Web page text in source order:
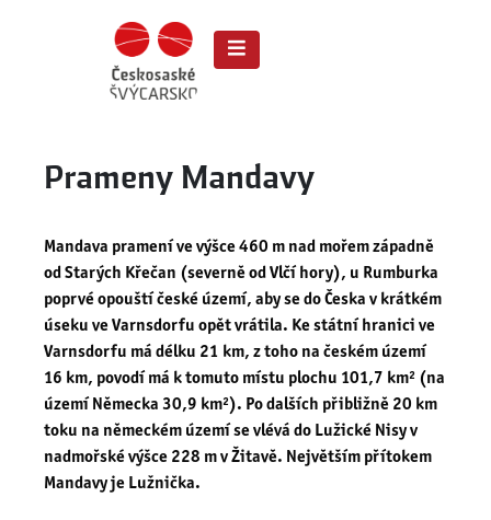
Prameny Mandavy
Mandava pramení ve výšce 460 m nad mořem západně
od Starých Křečan (severně od Vlčí hory), u Rumburka
poprvé opouští české území, aby se do Česka v krátkém
úseku ve Varnsdorfu opět vrátila. Ke státní hranici ve
Varnsdorfu má délku 21 km, z toho na českém území
16 km, povodí má k tomuto místu plochu 101,7 km² (na
území Německa 30,9 km²). Po dalších přibližně 20 km
toku na německém území se vlévá do Lužické Nisy v
nadmořské výšce 228 m v Žitavě. Největším přítokem
Mandavy je Lužnička.